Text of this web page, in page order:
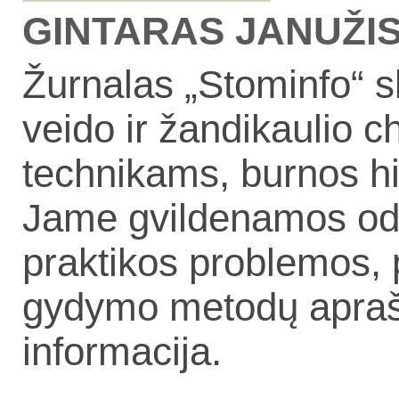
GINTARAS
Žurnalas „Stominfo“
veido ir žandikaulio
technikams, burnos
Jame gvildenamos
praktikos problemos,
gydymo metodų
informacija.